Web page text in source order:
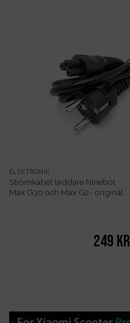
ELEKTRONIK
Strömkabel laddare Ninebot
Max G30 och Max G2- original
249 kr